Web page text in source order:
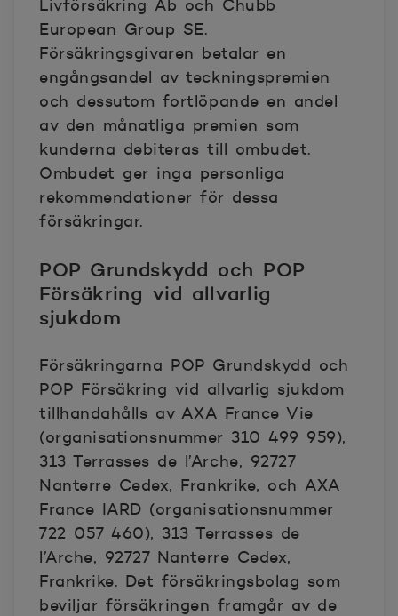
Livförsäkring Ab och Chubb
European Group SE.
Försäkringsgivaren betalar en
engångsandel av teckningspremien
och dessutom fortlöpande en andel
av den månatliga premien som
kunderna debiteras till ombudet.
Ombudet ger inga personliga
rekommendationer för dessa
försäkringar.
POP Grundskydd och POP
Försäkring vid allvarlig
sjukdom
Försäkringarna POP Grundskydd och
POP Försäkring vid allvarlig sjukdom
tillhandahålls av AXA France Vie
(organisationsnummer 310 499 959),
313 Terrasses de l’Arche, 92727
Nanterre Cedex, Frankrike, och AXA
France IARD (organisationsnummer
722 057 460), 313 Terrasses de
l’Arche, 92727 Nanterre Cedex,
Frankrike. Det försäkringsbolag som
beviljar försäkringen framgår av de